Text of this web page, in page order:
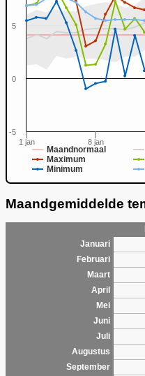
Maandnormaal
Maximum
Minimum
1 jan 8 jan
-5
0
5
Maandgemiddelde
Januari
Februari
Maart
April
Mei
Juni
Juli
Augustus
September